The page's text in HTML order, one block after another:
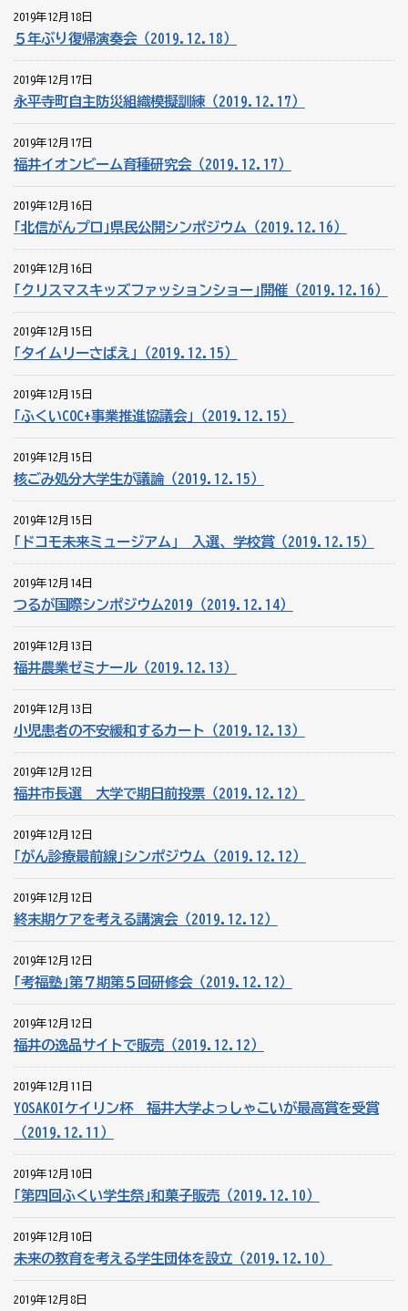
2019年12月18日
５年ぶり復帰演奏会（2019.12.18）
2019年12月17日
永平寺町自主防災組織模擬訓練（2019.12.17）
2019年12月17日
福井イオンビーム育種研究会（2019.12.17）
2019年12月16日
｢北信がんプロ｣県民公開シンポジウム（2019.12.16）
2019年12月16日
｢クリスマスキッズファッションショー｣開催（2019.12.16）
2019年12月15日
｢タイムリーさばえ｣（2019.12.15）
2019年12月15日
｢ふくいCOC+事業推進協議会｣（2019.12.15）
2019年12月15日
核ごみ処分大学生が議論（2019.12.15）
2019年12月15日
｢ドコモ未来ミュージアム｣ 入選、学校賞（2019.12.15）
2019年12月14日
つるが国際シンポジウム2019（2019.12.14）
2019年12月13日
福井農業ゼミナール（2019.12.13）
2019年12月13日
小児患者の不安緩和するカート（2019.12.13）
2019年12月12日
福井市長選 大学で期日前投票（2019.12.12）
2019年12月12日
｢がん診療最前線｣シンポジウム（2019.12.12）
2019年12月12日
終末期ケアを考える講演会（2019.12.12）
2019年12月12日
｢考福塾｣第７期第５回研修会（2019.12.12）
2019年12月12日
福井の逸品サイトで販売（2019.12.12）
2019年12月11日
YOSAKOIケイリン杯 福井大学よっしゃこいが最高賞を受賞
（2019.12.11）
2019年12月10日
｢第四回ふくい学生祭｣和菓子販売（2019.12.10）
2019年12月10日
未来の教育を考える学生団体を設立（2019.12.10）
2019年12月8日